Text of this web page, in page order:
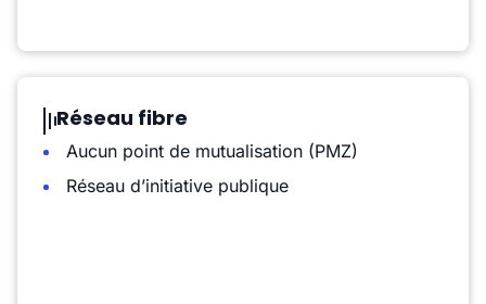
Réseau fibre
Aucun point de mutualisation (PMZ)
Réseau d’initiative publique